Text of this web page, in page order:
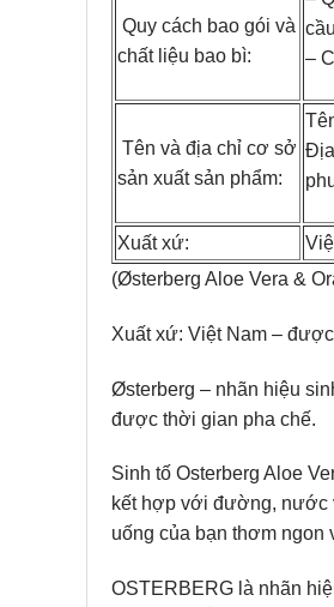
Quy cách bao gói và
chất liệu bao bì:
–
Tên và địa chỉ cơ sở
sản xuất sản phẩm:
Xuất xứ:
(Østerberg Aloe Vera &
Xuất xứ: Việt Nam –
Østerberg – nhãn hiệu
được thời gian pha chế.
Sinh tố Osterberg Aloe
kết hợp với đường, nước
uống của bạn thơm ngon
OSTERBERG là nhãn